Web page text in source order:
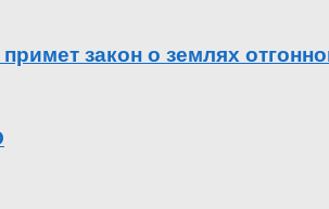
закон о землях